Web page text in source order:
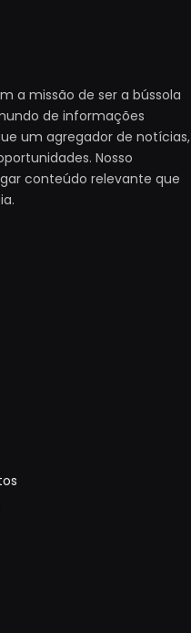
a missão de ser a bússola
de informações
um agregador de notícias,
Nosso
conteúdo relevante que